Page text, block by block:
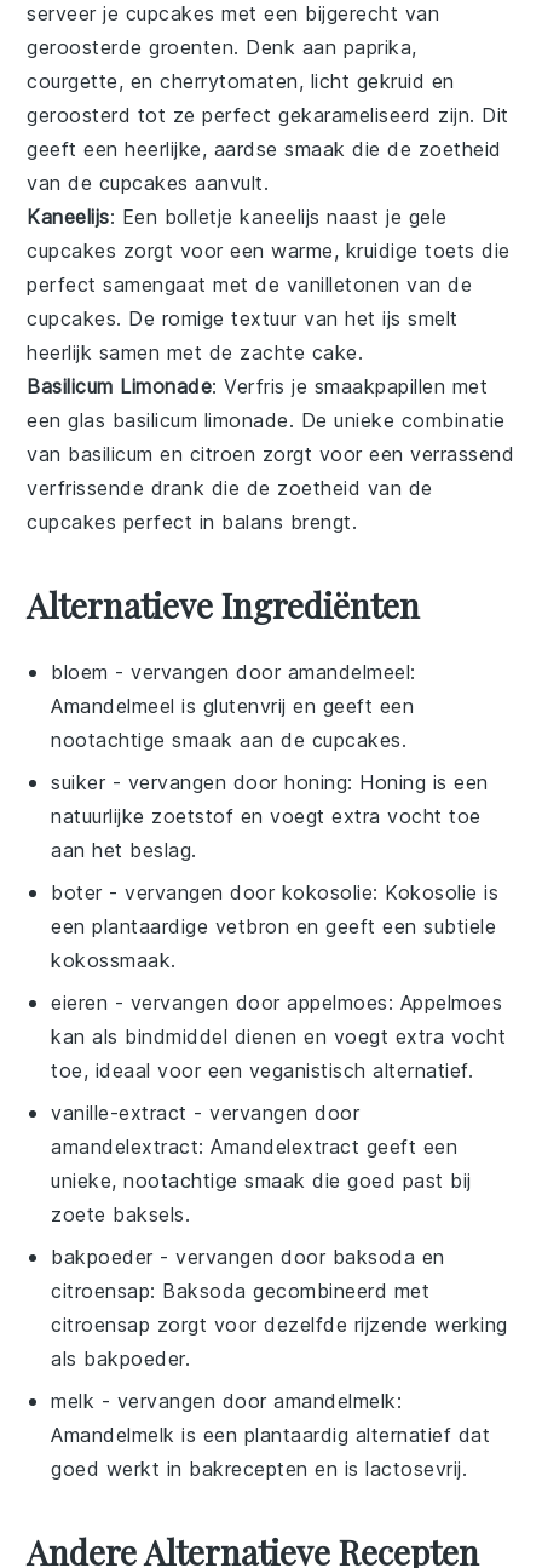
serveer je cupcakes met een bijgerecht van
geroosterde groenten. Denk aan paprika,
courgette, encherrytomaten, licht gekruid en
geroosterd tot ze perfect gekarameliseerd zijn. Dit
geeft een heerlijke, aardse smaak die de zoetheid
van de cupcakes aanvult.
Kaneelijs: Een bolletjekaneelijs naast je gele
cupcakes zorgt voor een warme, kruidige toets die
perfect samengaat met de vanilletonen van de
cupcakes. De romige textuur van hetijs smelt
heerlijk samen met de zachte cake.
Basilicum Limonade: Verfris je smaakpapillen met
een glas basilicum limonade. De unieke combinatie
van basilicum en citroen zorgt voor een verrassend
verfrissende drank die de zoetheid van de
cupcakes perfect in balans brengt.
Alternatieve Ingrediënten
bloem - vervangen door amandelmeel:
Amandelmeel is glutenvrij en geeft een
nootachtige smaak aan de cupcakes.
suiker - vervangen doorhoning: Honing is een
natuurlijke zoetstof en voegt extra vocht toe
aan het beslag.
boter - vervangen door kokosolie: Kokosolie is
een plantaardige vetbron en geeft een subtiele
kokossmaak.
eieren - vervangen doorappelmoes: Appelmoes
kan als bindmiddel dienen en voegt extra vocht
toe, ideaal voor een veganistisch alternatief.
vanille-extract - vervangen door
amandelextract: Amandelextract geeft een
unieke, nootachtige smaak die goed past bij
zoete baksels.
bakpoeder - vervangen door baksoda en
citroensap: Baksoda gecombineerd met
citroensap zorgt voor dezelfde rijzende werking
als bakpoeder.
melk - vervangen dooramandelmelk:
Amandelmelk is een plantaardig alternatief dat
goed werkt in bakrecepten en is lactosevrij.
Andere Alternatieve Recepten